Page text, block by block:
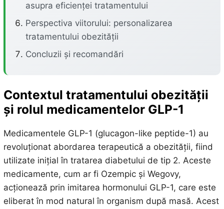
asupra eficienței tratamentului
Perspectiva viitorului: personalizarea
tratamentului obezității
Concluzii și recomandări
Contextul tratamentului obezității
și rolul medicamentelor GLP-1
Medicamentele GLP-1 (glucagon-like peptide-1) au
revoluționat abordarea terapeutică a obezității, fiind
utilizate inițial în tratarea diabetului de tip 2. Aceste
medicamente, cum ar fi Ozempic și Wegovy,
acționează prin imitarea hormonului GLP-1, care este
eliberat în mod natural în organism după masă. Acest